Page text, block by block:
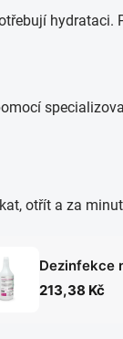
otřít a za
Dezinfekce
213,38 Kč